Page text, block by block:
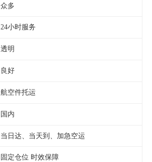
众多
24小时服务
透明
良好
航空件托运
国内
当日达、当天到、加急空运
固定仓位 时效保障